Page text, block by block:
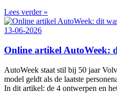
Lees verder »
13-06-2026
Online artikel AutoWeek:
AutoWeek staat stil bij 50 jaar
model geldt als de laatste
In dit artikel: de 4 ontwerpen en